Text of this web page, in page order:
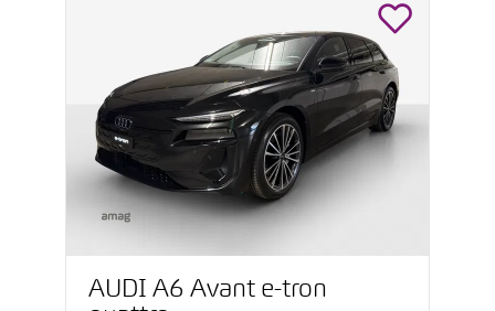
AUDI A6 Avant e-tron